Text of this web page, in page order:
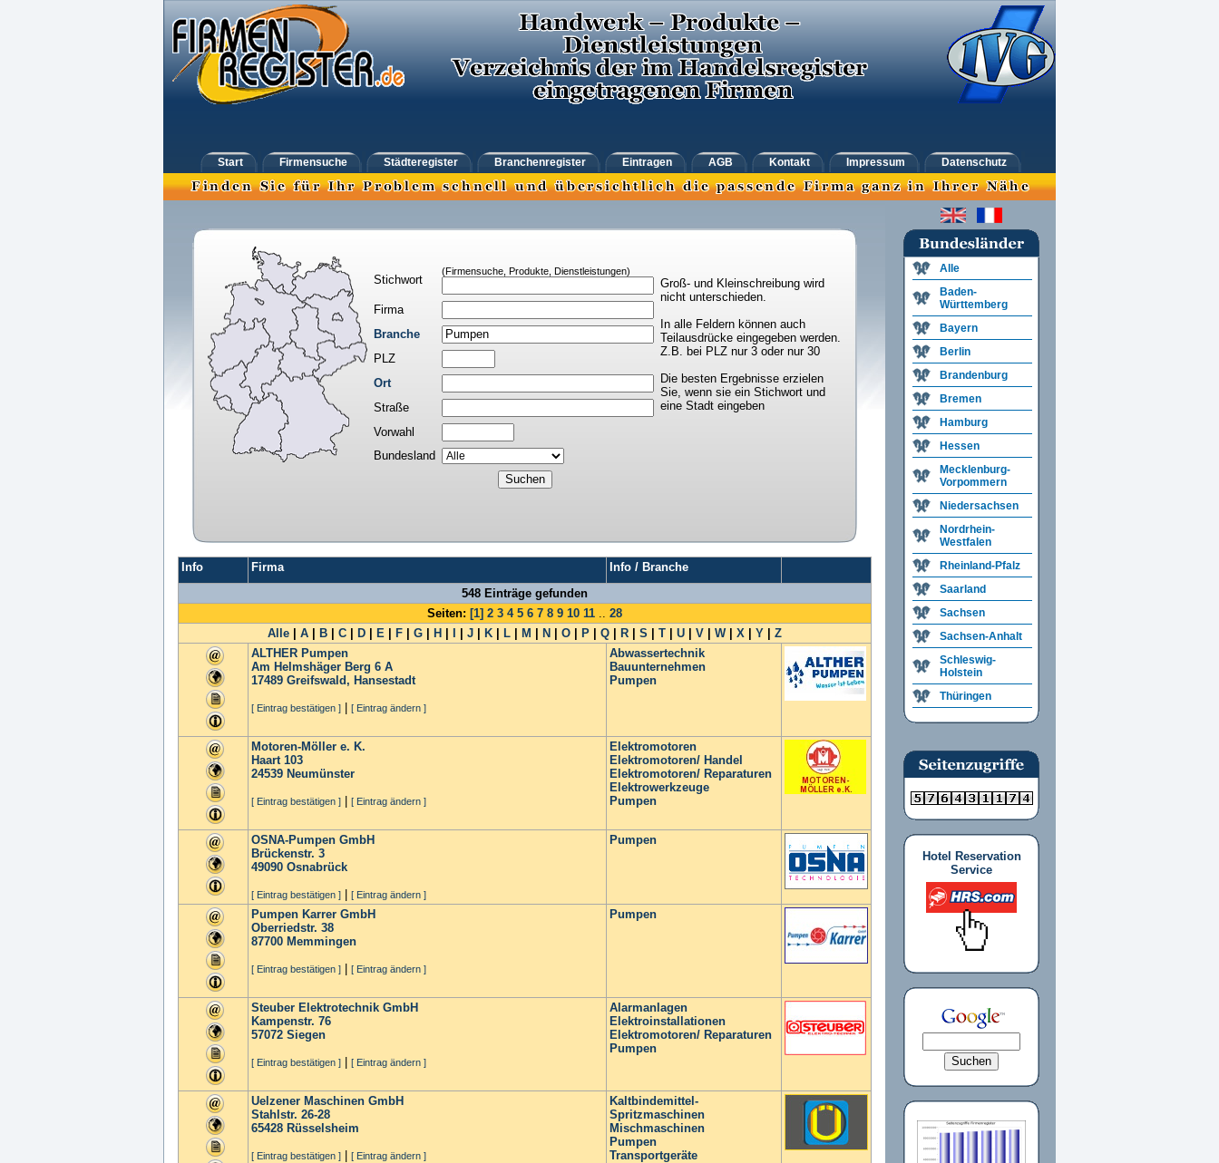
Start Firmensuche Städteregister Branchenregister Eintragen AGB Kontakt Impressum Datenschutz
Stichwort
(Firmensuche, Produkte, Dienstleistungen)
Groß- und Kleinschreibung wird
nicht unterschieden.
In alle Feldern können auch
Teilausdrücke eingegeben werden.
Z.B. bei PLZ nur 3 oder nur 30
Die besten Ergebnisse erzielen
Sie, wenn sie ein Stichwort und
eine Stadt eingeben
Firma
Branche
PLZ
Ort
Straße
Vorwahl
Bundesland
Info Firma
Info / Branche
548 Einträge gefunden
Seiten: [1] 2 3 4 5 6 7 8 9 10 11 .. 28
Alle
A B C D E F G H J K L M N O P Q R S T U V W| X Y
Z
ALTHER Pumpen
Am Helmshäger Berg 6 A
17489 Greifswald, Hansestadt
[ Eintrag bestätigen ] [ Eintrag ändern ]
Abwassertechnik
Bauunternehmen
Pumpen
Motoren-Möller e. K.
Haart 103
24539 Neumünster
[ Eintrag bestätigen ] [ Eintrag ändern ]
Elektromotoren
Elektromotoren/ Handel
Elektromotoren/ Reparaturen
Elektrowerkzeuge
Pumpen
OSNA-Pumpen GmbH
Brückenstr. 3
49090 Osnabrück
[ Eintrag bestätigen ] [ Eintrag ändern ]
Pumpen
Pumpen Karrer GmbH
Oberriedstr. 38
87700 Memmingen
[ Eintrag bestätigen ] [ Eintrag ändern ]
Pumpen
Steuber Elektrotechnik GmbH
Kampenstr. 76
57072 Siegen
[ Eintrag bestätigen ] [ Eintrag ändern ]
Alarmanlagen
Elektroinstallationen
Elektromotoren/ Reparaturen
Pumpen
Uelzener Maschinen GmbH
Stahlstr. 26-28
65428 Rüsselsheim
[ Eintrag bestätigen ] [ Eintrag ändern ]
Kaltbindemittel-
Spritzmaschinen
Mischmaschinen
Pumpen
Transportgeräte
Alle
Baden-
Württemberg
Bayern
Berlin
Brandenburg
Bremen
Hamburg
Hessen
Mecklenburg-
Vorpommern
Niedersachsen
Nordrhein-
Westfalen
Rheinland-Pfalz
Saarland
Sachsen
Sachsen-Anhalt
Schleswig-
Holstein
Thüringen
Hotel Reservation
Service